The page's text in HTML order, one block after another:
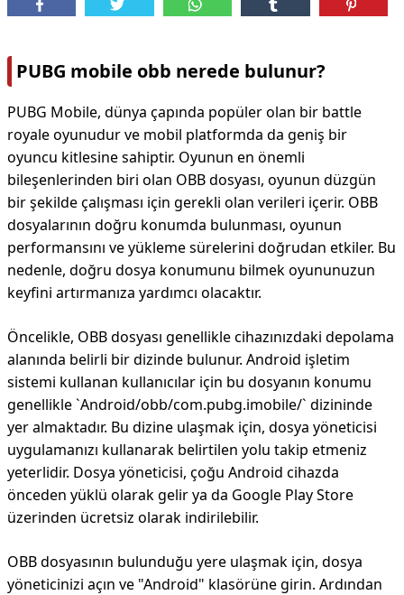
PUBG mobile obb nerede bulunur?
PUBG Mobile, dünya çapında popüler olan bir battle
royale oyunudur ve mobil platformda da geniş bir
oyuncu kitlesine sahiptir. Oyunun en önemli
bileşenlerinden biri olan OBB dosyası, oyunun düzgün
bir şekilde çalışması için gerekli olan verileri içerir. OBB
dosyalarının doğru konumda bulunması, oyunun
performansını ve yükleme sürelerini doğrudan etkiler. Bu
nedenle, doğru dosya konumunu bilmek oyununuzun
keyfini artırmanıza yardımcı olacaktır.
Öncelikle, OBB dosyası genellikle cihazınızdaki depolama
alanında belirli bir dizinde bulunur. Android işletim
sistemi kullanan kullanıcılar için bu dosyanın konumu
genellikle `Android/obb/com.pubg.imobile/` dizininde
yer almaktadır. Bu dizine ulaşmak için, dosya yöneticisi
uygulamanızı kullanarak belirtilen yolu takip etmeniz
yeterlidir. Dosya yöneticisi, çoğu Android cihazda
önceden yüklü olarak gelir ya da Google Play Store
üzerinden ücretsiz olarak indirilebilir.
OBB dosyasının bulunduğu yere ulaşmak için, dosya
yöneticinizi açın ve "Android" klasörüne girin. Ardından